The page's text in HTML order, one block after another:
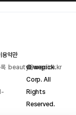
용약관
|beauty@wepick.kr
© wepick
Corp. All
Rights
Reserved.